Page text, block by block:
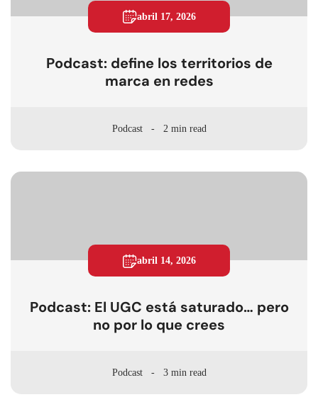
abril 17, 2026
Podcast: define los territorios de
marca en redes
Podcast 2 min read
abril 14, 2026
Podcast: El UGC está saturado… pero
no por lo que crees
Podcast 3 min read